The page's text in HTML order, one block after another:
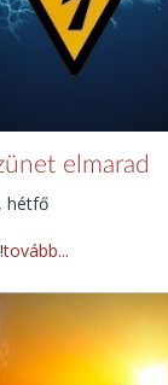
elmarad
hétfő
tovább...